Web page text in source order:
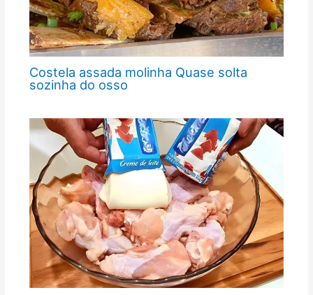
Costela assada molinha Quase solta
sozinha do osso